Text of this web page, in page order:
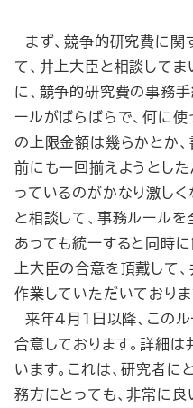
まず、競争的研究費に関
て、井上大臣と相談してま
に、競争的研究費の事務
ールがばらばらで、何に
の上限金額は幾らかとか
前にも一回揃えようとし
っているのがかなり激し
と相談して、事務ルール
あっても統一すると同時
上大臣の合意を頂戴して
作業していただいておりま
来年４月１日以降、この
合意しております。詳細
います。これは、研究者に
務方にとっても、非常に良